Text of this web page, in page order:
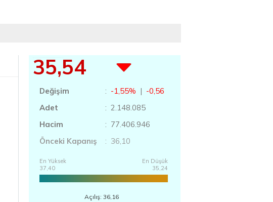
35,54
Değişim : -1,55% | -0,56
Adet
: 2.148.085
Hacim
: 77.406.946
Önceki Kapanış
: 36,10
En Yüksek
37,40
En Düşük
35,24
Açılış: 36,16